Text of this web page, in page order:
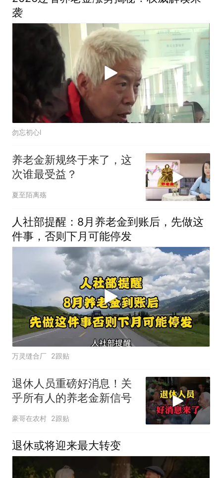
袭
勿忘初心l
养老金新规终于来了，这
次谁最受益？
夏至陌离殇
人社部提醒：8月养老金到账后，先做这
件事，否则下月可能停发
万灵缝合厂 2跟贴
退休人员重磅好消息！关
乎所有人的养老金新信号
豪哥在农村 2跟贴
退休或将迎来最大转变